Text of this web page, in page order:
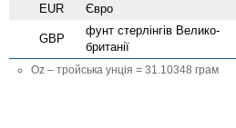
EUR Євро
GBP
фунт стерлінгів Велико­
британії
Oz – тройська унція = 31.10348 грам